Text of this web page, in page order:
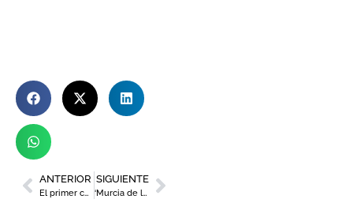
ANTERIOR
El primer curso de formador en vinos de la DOP Jumilla arranca la próxima semana
SIGUIENTE
‘Murcia de la A a la Z’ ofrecerá un recorrido visual por las formas y palabras más huertanas